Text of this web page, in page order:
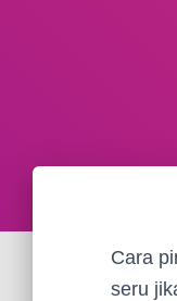
Cara
seru